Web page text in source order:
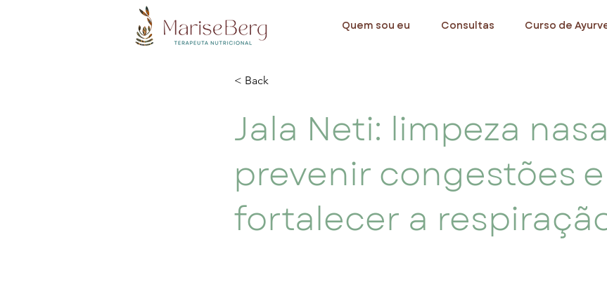
Quem sou eu Consultas Curso de
< Back
Jala Neti: limpeza
prevenir congestões e
fortalecer a